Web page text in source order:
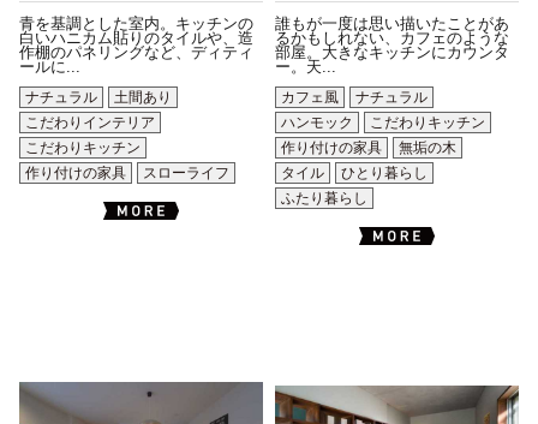
青を基調とした室内。キッチンの
白いハニカム貼りのタイルや、造
作棚のパネリングなど、ディティ
ールに...
ナチュラル
土間あり
こだわりインテリア
こだわりキッチン
作り付けの家具
スローライフ
誰もが一度は思い描いたことがあ
るかもしれない、カフェのような
部屋。大きなキッチンにカウンタ
ー。天...
カフェ風
ナチュラル
ハンモック
こだわりキッチン
作り付けの家具
無垢の木
タイル
ひとり暮らし
ふたり暮らし